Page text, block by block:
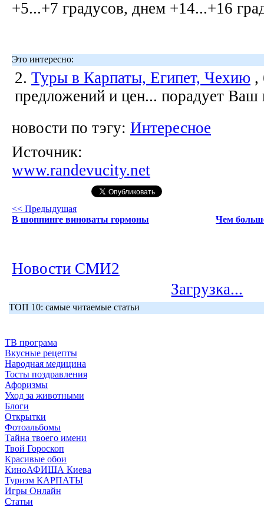
+5...+7 градусов, днем +14...+16
Это интересно:
2. Туры в Карпаты, Египет, Чехию ,
предложений и цен... порадует Ваш
новости по тэгу: Интересное
Источник:
www.randevucity.net
<< Предыдущая
В шоппинге виноваты гормоны
Чем
Новости СМИ2
Загрузка...
ТОП 10: самые читаемые статьи
ТВ програма
Вкусные рецепты
Народная медицина
Тосты поздравления
Афоризмы
Уход за животными
Блоги
Открытки
Фотоальбомы
Тайна твоего имени
Твой Гороскоп
Красивые обои
КиноАФИША Киева
Туризм КАРПАТЫ
Игры Онлайн
Статьи